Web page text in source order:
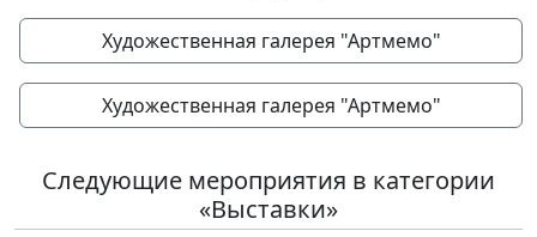
Художественная галерея "Артмемо"
Художественная галерея "Артмемо"
Следующие мероприятия в категории
«Выставки»